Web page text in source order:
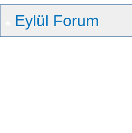
Eylül Forum